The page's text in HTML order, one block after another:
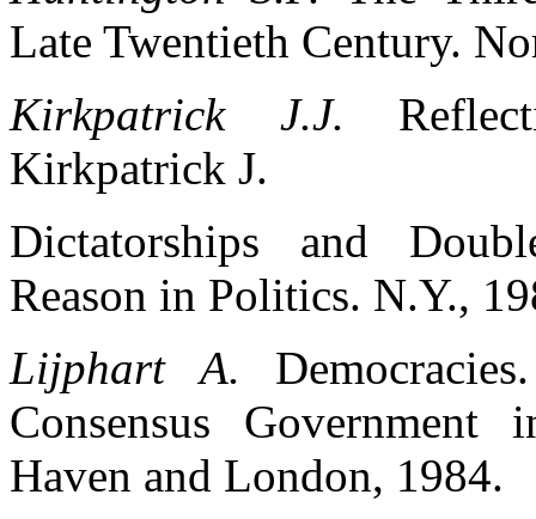
Late Twentieth Century.
Kirkpatrick J.J.
Kirkpatrick J.
Dictatorships and
Reason in Politics. N.Y.,
Lijphart A.
Consensus Government
Haven and London, 1984.